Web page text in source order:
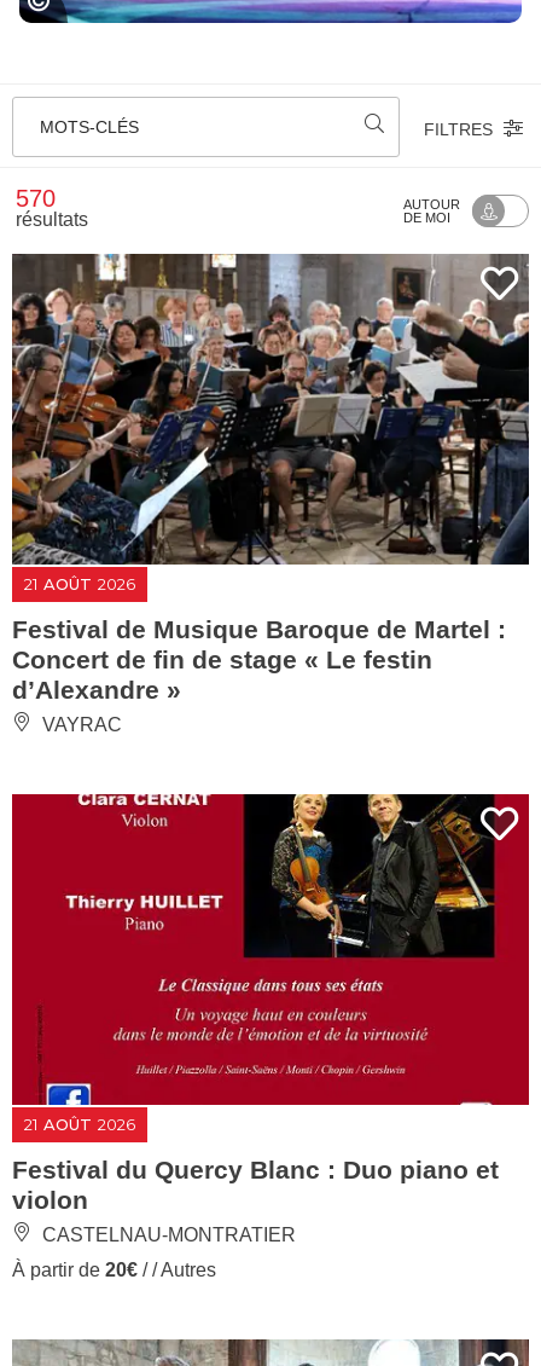
MOTS-CLÉS FILTRES
570
résultats
AUTOUR
DE MOI
21 AOÛT 2026
Festival de Musique Baroque de Martel :
Concert de fin de stage « Le festin
d’Alexandre »
VAYRAC
21 AOÛT 2026
Festival du Quercy Blanc : Duo piano et
violon
CASTELNAU-MONTRATIER
À partir de 20€ / / Autres